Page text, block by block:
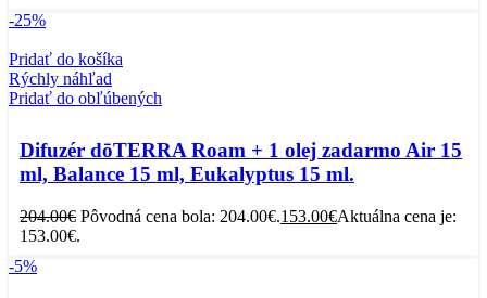
-25%
Pridať do košíka
Rýchly náhľad
Pridať do obľúbených
Difuzér dōTERRA Roam + 1 olej zadarmo Air 15
ml, Balance 15 ml, Eukalyptus 15 ml.
204.00€ Pôvodná cena bola: 204.00€.153.00€Aktuálna cena je:
153.00€.
-5%